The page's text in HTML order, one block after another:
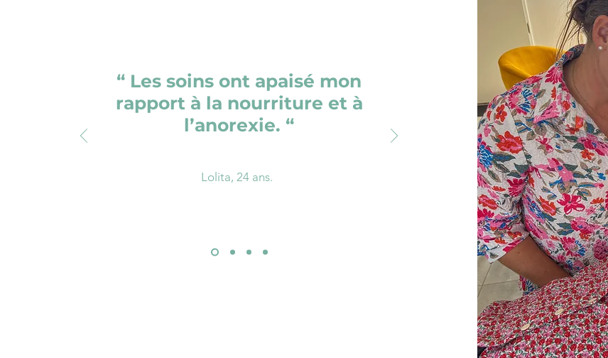
“ Les soins ont apaisé mon
rapport à la nourriture et à
l’anorexie. “
Lolita, 24 ans.